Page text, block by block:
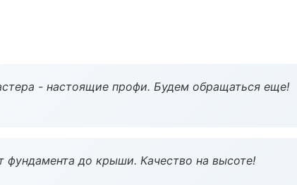
- настоящие профи. Будем обращаться еще!
до крыши. Качество на высоте!